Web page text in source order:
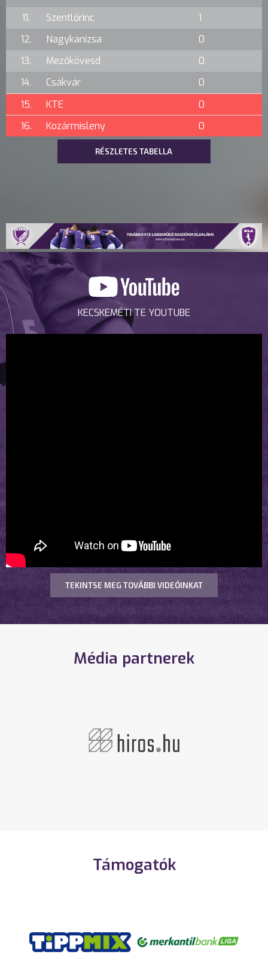
11.
Szentlőrinc
1
12.
Nagykanizsa
0
13.
Mezőkövesd
0
14.
Csákvár
0
15.
KTE
0
16.
Kozármisleny 0
RÉSZLETES TABELLA
KECSKEMÉTI TE YOUTUBE
TEKINTSE MEG TOVÁBBI VIDEÓINKAT
Média partnerek
Támogatók